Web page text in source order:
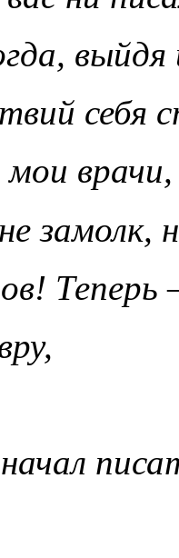
выйдя
себя
врачи,
замолк,
Теперь